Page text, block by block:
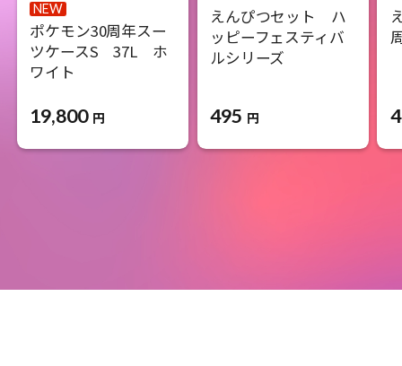
NEW
ポケモン30周年スー
ツケースS 37L ホ
ワイト
19,800 円
えんぴつセット ハ
ッピーフェスティバ
ルシリーズ
495 円